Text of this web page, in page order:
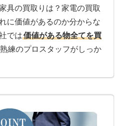
具の買取りは？家電の買取
に価値があるのか分からな
では価値がある物全てを買
練のプロスタッフがしっか